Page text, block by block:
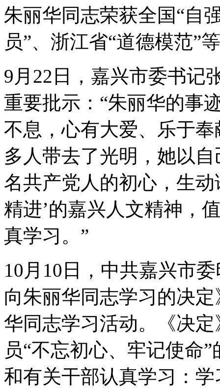
朱丽华同志荣获全国“自
员”、浙江省“道德模范”
9月22日，嘉兴市委书记
重要批示：“朱丽华的事
不息，心有大爱、乐于
多人带去了光明，她以
名共产党人的初心，生
精进’的嘉兴人文精神，
真学习。”
10月10日，中共嘉兴市
向朱丽华同志学习的决
华同志学习活动。《决
员“不忘初心、牢记使命
和有关干部认真学习：